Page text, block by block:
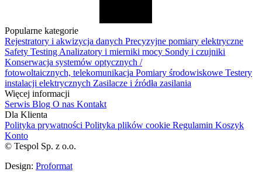
Popularne kategorie
Rejestratory i akwizycja danych Precyzyjne pomiary elektryczne
Safety Testing Analizatory i mierniki mocy Sondy i czujniki
Konserwacja systemów optycznych /
fotowoltaicznych, telekomunikacja Pomiary środowiskowe Testery
instalacji elektrycznych Zasilacze i źródła zasilania
Więcej informacji
Serwis Blog O nas Kontakt
Dla Klienta
Polityka prywatności Polityka plików cookie Regulamin Koszyk
Konto
© Tespol Sp. z o.o.
Design: Proformat